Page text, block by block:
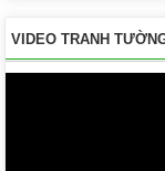
VIDEO TRANH